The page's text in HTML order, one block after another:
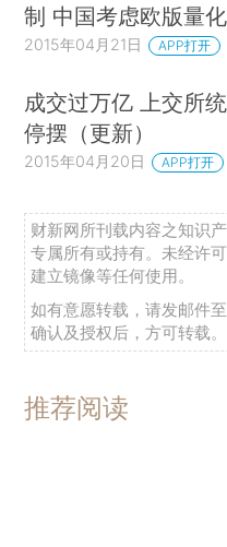
制 中国考虑欧版量
2015年04月21日 APP打开
成交过万亿 上交所
停摆（更新）
2015年04月20日 APP打开
财新网所刊载内容之知识
专属所有或持有。未经许
建立镜像等任何使用。
如有意愿转载，请发邮件至
确认及授权后，方可转载。
推荐阅读